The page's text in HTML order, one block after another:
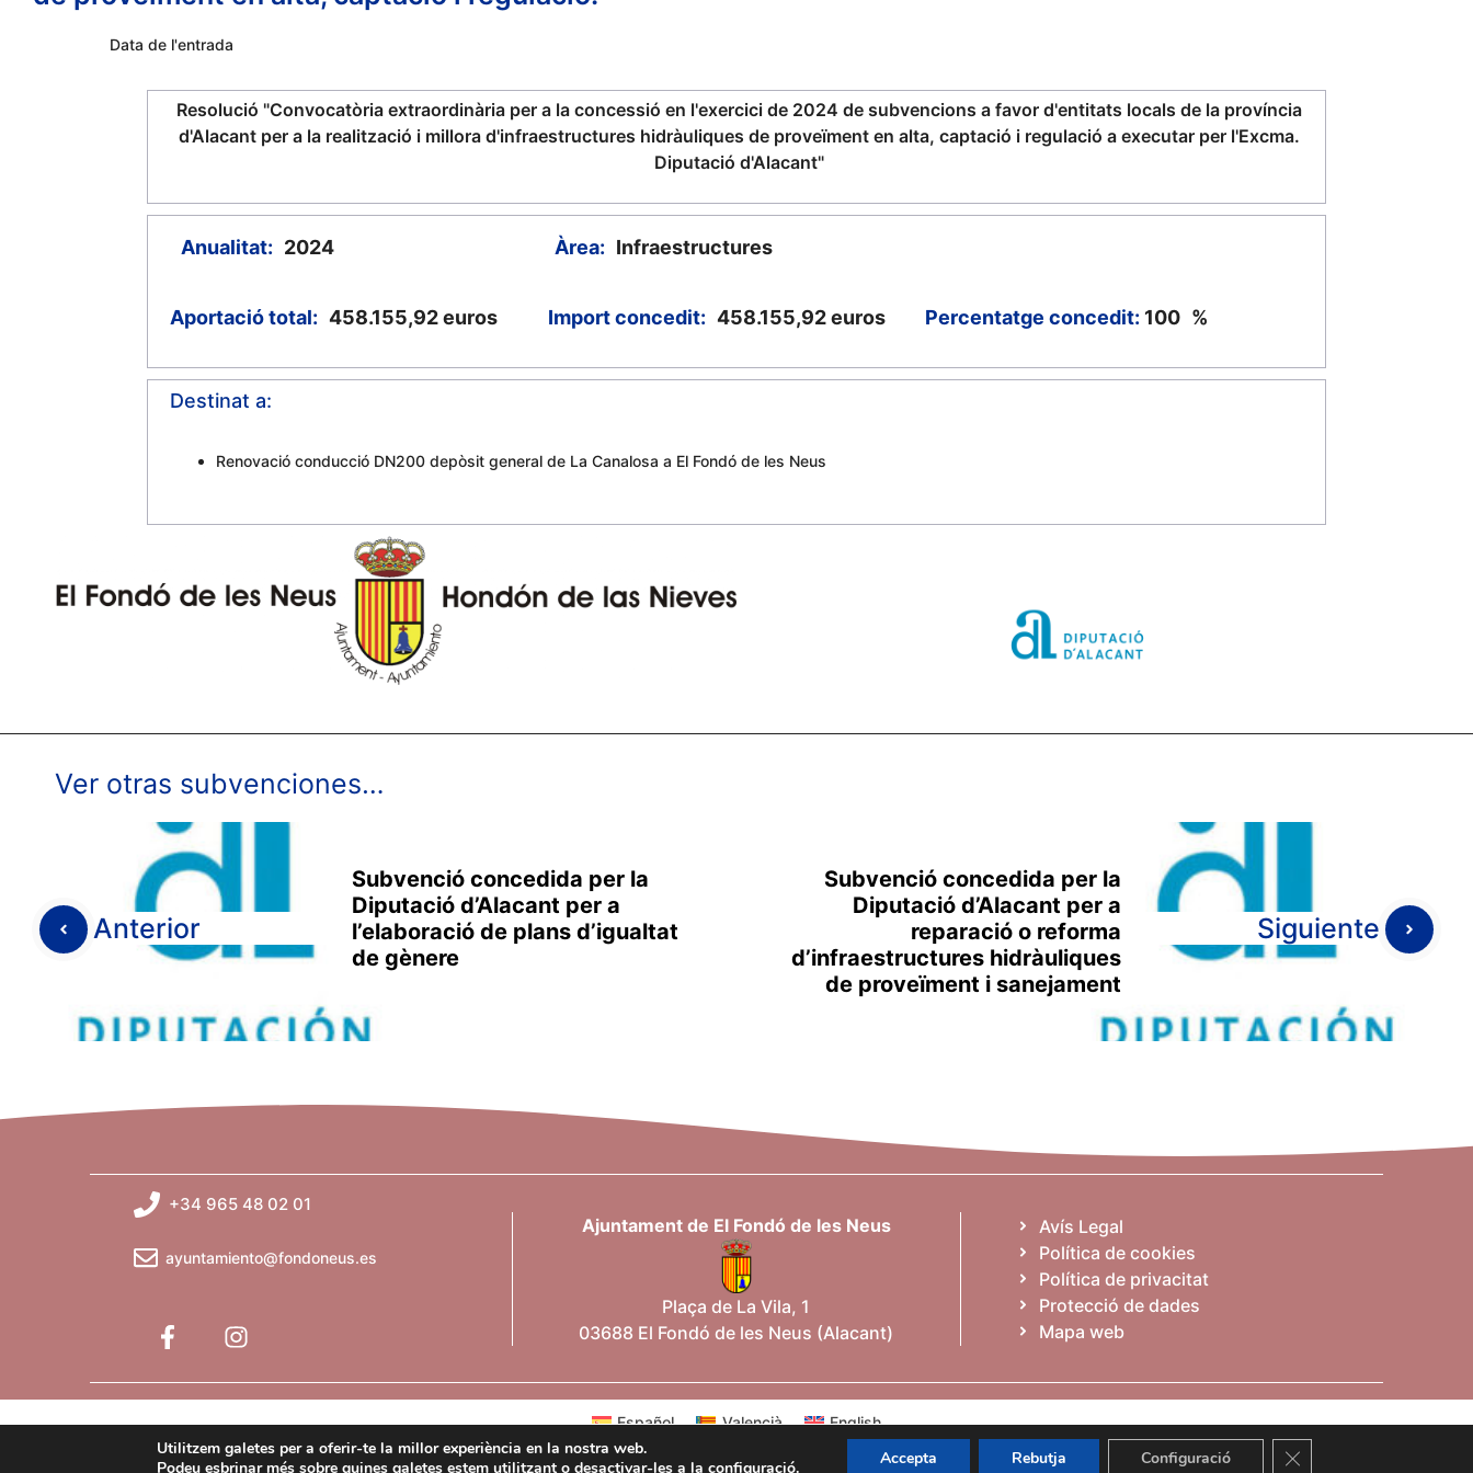
Data de l'entrada
Resolució "Convocatòria extraordinària per a la concessió en l'exercici de 2024 de subvencions a favor d'entitats locals de la província
d'Alacant per a la realització i millora d'infraestructures hidràuliques de proveïment en alta, captació i regulació a executar per l'Excma.
Diputació d'Alacant"
Anualitat: 2024 Àrea: Infraestructures
Aportació total: 458.155,92 euros Import concedit: 458.155,92 euros Percentatge concedit: 100 %
Destinat a:
Renovació conducció DN200 depòsit general de La Canalosa a El Fondó de les Neus
Ver otras subvenciones…
Anterior
Subvenció concedida per la
Diputació d’Alacant per a
l’elaboració de plans d’igualtat
de gènere
Subvenció concedida per la
Diputació d’Alacant per a
reparació o reforma
d’infraestructures hidràuliques
de proveïment i sanejament
Siguiente
+34 965 48 02 01
ayuntamiento@fondoneus.es
Ajuntament de El Fondó de les Neus
Plaça de La Vila, 1
03688 El Fondó de les Neus (Alacant)
Avís Legal
Política de cookies
Política de privacitat
Protecció de dades
Mapa web
Utilitzem galetes per a oferir-te la millor experiència en la nostra web.
Podeu esbrinar més sobre quines galetes estem utilitzant o desactivar-les a la configuració. Accepta Rebutja Configuració Tanca el bàner de galetes
Español Valencià English